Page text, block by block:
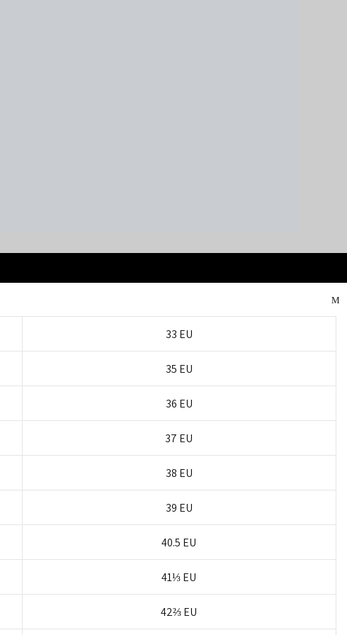
33 EU
35 EU
36 EU
37 EU
38 EU
39 EU
40.5 EU
41⅓ EU
42⅔ EU